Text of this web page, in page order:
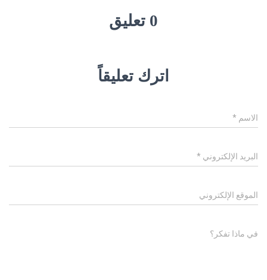
0 تعليق
اترك تعليقاً
الاسم *
البريد الإلكتروني *
الموقع الإلكتروني
في ماذا تفكر؟